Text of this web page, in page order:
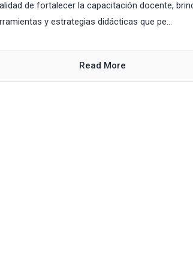
de fortalecer la capacitación docente,
y estrategias didácticas que pe...
Read More